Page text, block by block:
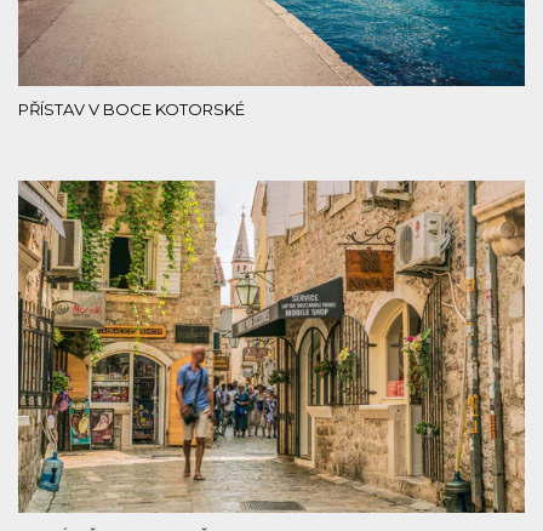
PŘÍSTAV V BOCE KOTORSKÉ